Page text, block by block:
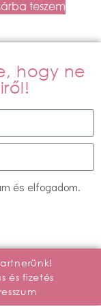
teszem
hogy ne
és elfogadom.
és fizetés